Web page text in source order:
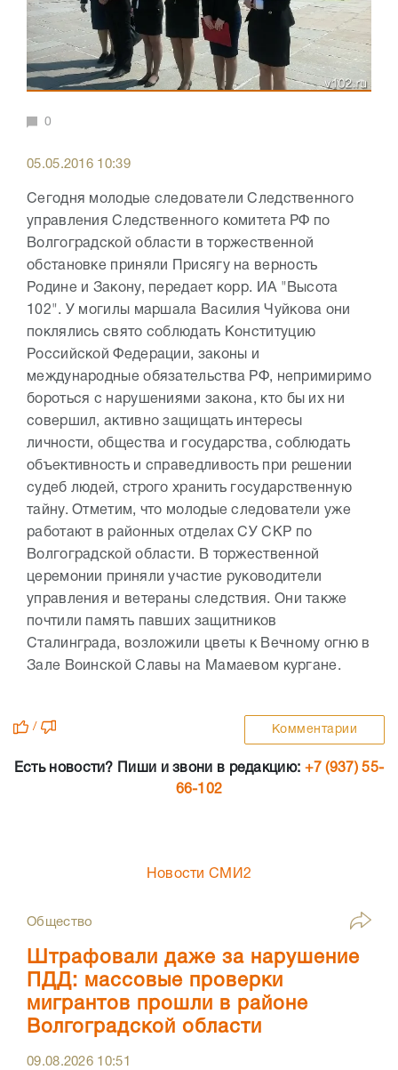
0
05.05.2016 10:39
Сегодня молодые следователи Следственного
управления Следственного комитета РФ по
Волгоградской области в торжественной
обстановке приняли Присягу на верность
Родине и Закону, передает корр. ИА "Высота
102". У могилы маршала Василия Чуйкова они
поклялись свято соблюдать Конституцию
Российской Федерации, законы и
международные обязательства РФ, непримиримо
бороться с нарушениями закона, кто бы их ни
совершил, активно защищать интересы
личности, общества и государства, соблюдать
объективность и справедливость при решении
судеб людей, строго хранить государственную
тайну. Отметим, что молодые следователи уже
работают в районных отделах СУ СКР по
Волгоградской области. В торжественной
церемонии приняли участие руководители
управления и ветераны следствия. Они также
почтили память павших защитников
Сталинграда, возложили цветы к Вечному огню в
Зале Воинской Славы на Мамаевом кургане.
/ Комментарии
Есть новости? Пиши и звони в редакцию: +7 (937) 55-
66-102
Новости СМИ2
Общество
Штрафовали даже за нарушение
ПДД: массовые проверки
мигрантов прошли в районе
Волгоградской области
09.08.2026 10:51